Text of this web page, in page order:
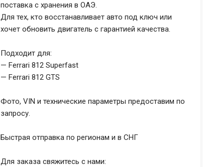
поставка с хранения в ОАЭ.
Для тех, кто восстанавливает авто под ключ или
хочет обновить двигатель с гарантией качества.
Подходит для:
— Ferrari 812 Superfast
— Ferrari 812 GTS
Фото, VIN и технические параметры предоставим по
запросу.
Быстрая отправка по регионам и в СНГ
Для заказа свяжитесь с нами: